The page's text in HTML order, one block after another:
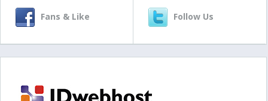
Fans & Like Follow Us